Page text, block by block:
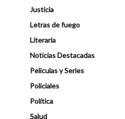
Justicia
Letras de fuego
Literaria
Noticias Destacadas
Peliculas y Series
Policiales
Política
Salud